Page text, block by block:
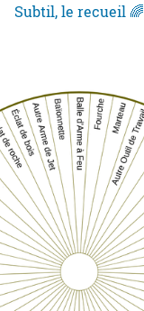
Subtil, le recueil 🌈